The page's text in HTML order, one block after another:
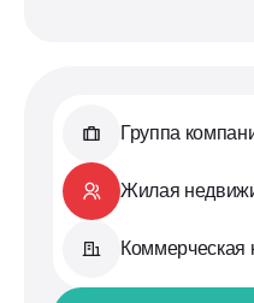
Группа
Жилая
Коммерческая